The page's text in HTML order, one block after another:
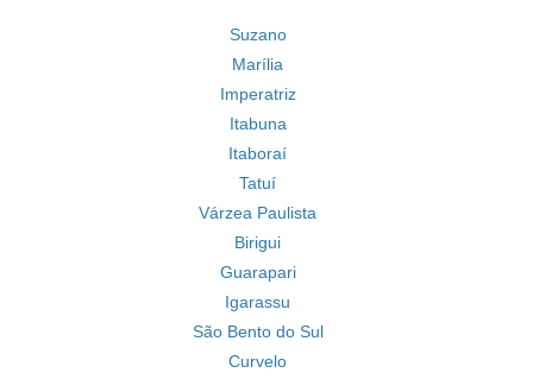
Suzano
Marília
Imperatriz
Itabuna
Itaboraí
Tatuí
Várzea Paulista
Birigui
Guarapari
Igarassu
São Bento do Sul
Curvelo